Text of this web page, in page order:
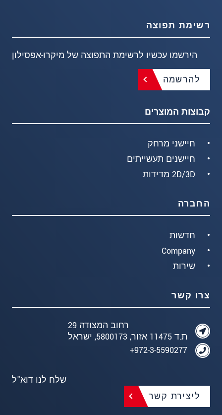
רשימת תפוצה
הירשמו עכשיו לרשימת התפוצה של מיקרו-אפסילון
להרשמה
קבוצות המוצרים
חיישני מרחק
חיישנים תעשייתים
2D/3D מדידות
החברה
חדשות
Company
שירות
צרו קשר
רחוב המצודה 29
ת.ד 11475 אזור, 5800173, ישראל
972-3-5590277+
שלח לנו דוא"ל
ליצירת קשר